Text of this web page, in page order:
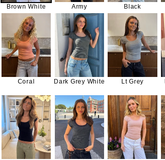
Brown White Army Black
Coral Dark Grey White Lt Grey